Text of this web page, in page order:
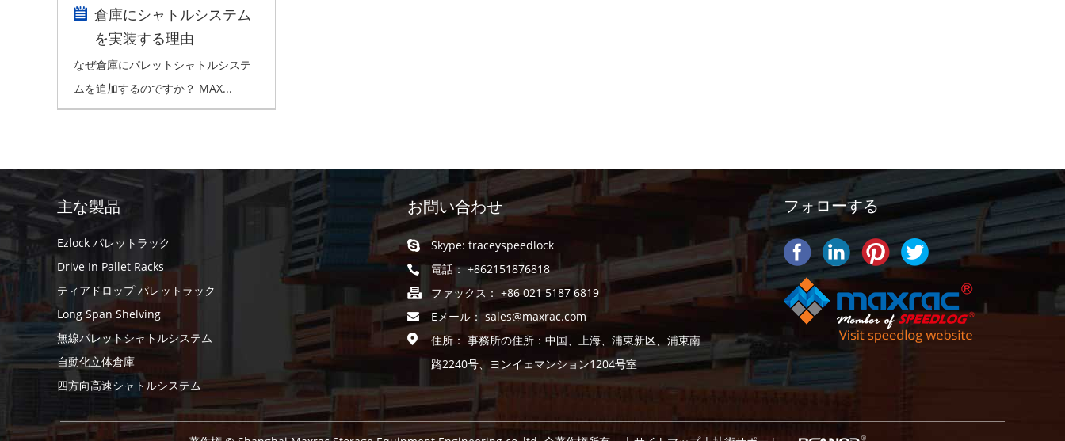
倉庫にシャトルシステム
を実装する理由
なぜ倉庫にパレットシャトルシステ
ムを追加するのですか？ MAX...
主な製品
Ezlock パレットラック
Drive In Pallet Racks
ティアドロップ パレットラック
Long Span Shelving
無線パレットシャトルシステム
自動化立体倉庫
四方向高速シャトルシステム
お問い合わせ
Skype: traceyspeedlock
電話： +862151876818
ファックス： +86 021 5187 6819
Eメール：sales@maxrac.com
住所： 事務所の住所：中国、上海、浦東新区、浦東南
路2240号、ヨンイェマンション1204号室
フォローする